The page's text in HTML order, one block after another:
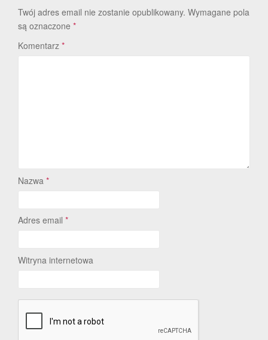
Twój adres email nie zostanie opublikowany. Wymagane pola
są oznaczone *
Komentarz *
Nazwa *
Adres email *
Witryna internetowa